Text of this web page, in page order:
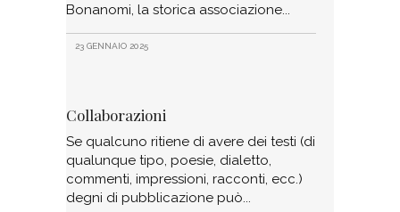
Bonanomi, la storica associazione
23 GENNAIO 2025
Collaborazioni
Se qualcuno ritiene di avere dei testi (di
qualunque tipo, poesie, dialetto,
commenti, impressioni, racconti, ecc.)
degni di pubblicazione può